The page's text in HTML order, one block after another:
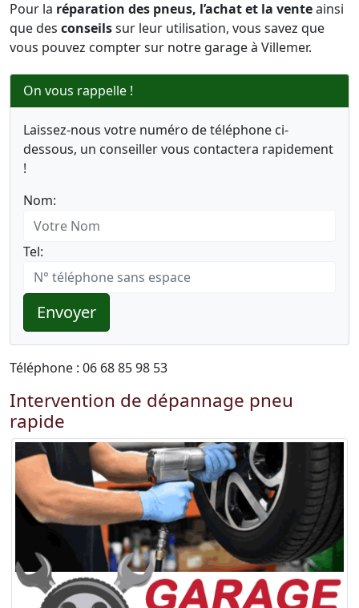
Pour la réparation des pneus, l’achat et la venteainsi
que des conseilssur leur utilisation, vous savez que
vous pouvez compter sur notre garage à Villemer.
On vous rappelle !
Laissez-nous votre numéro de téléphone ci-
dessous, un conseiller vous contactera rapidement
!
Nom:
Tel:
Envoyer
Téléphone : 06 68 85 98 53
Intervention de dépannage pneu
rapide